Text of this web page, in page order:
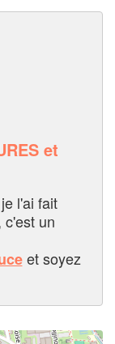
et
l'ai fait
c'est un
et soyez